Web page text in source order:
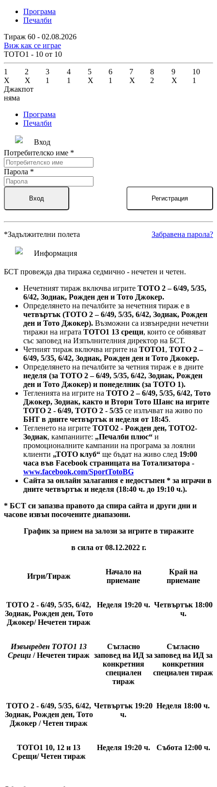
Програма
Печалби
Тираж 60 - 02.08.2026
Виж как се играе
ТОТО1 - 10 от 10
1
X
2
X
3
1
4
1
5
X
6
1
7
X
8
2
9
X
10
1
Джакпот
няма
Програма
Печалби
Вход
Потребителско име *
Парола *
Вход Регистрация
*Задължителни полета Забравена парола?
Информация
БСТ провежда два тиража седмично - нечетен и четен.
Нечетният тираж включва игрите ТОТО 2 – 6/49, 5/35,
6/42, Зодиак, Рожден ден и Тото Джокер.
Определянето на печалбите за нечетния тираж е в
четвъртък (ТОТО 2 – 6/49, 5/35, 6/42, Зодиак, Рожден
ден и Тото Джокер). Възможни са извънредни нечетни
тиражи на играта ТОТО1 13 срещи, които се обявяват
със заповед на Изпълнителния директор на БСТ.
Четният тираж включва игрите на ТОТО1, ТОТО 2 –
6/49, 5/35, 6/42, Зодиак, Рожден ден и Тото Джокер.
Определянето на печалбите за четния тираж е в дните
неделя (за ТОТО 2 – 6/49, 5/35, 6/42, Зодиак, Рожден
ден и Тото Джокер) и понеделник (за ТОТО 1).
Тегленията на игрите на ТОТО 2 – 6/49, 5/35, 6/42, Тото
Джокер, Зодиак, както и Втори Тото Шанс на игрите
ТОТО 2 - 6/49, ТОТО 2 - 5/35 се излъчват на живо по
БНТ в дните четвъртък и неделя от 18:45.
Тегленето на игрите ТОТО2 - Рожден ден, ТОТО2-
Зодиак, кампаниите: „Печалби плюс“ и
промоционалните кампании на програма за лоялни
клиенти „ТОТО клуб“ ще бъдат на живо след 19:00
часа във Facebook страницата на Тотализатора -
www.facebook.com/SportTotoBG
Сайта за онлайн залагания е недостъпен * за играчи в
дните четвъртък и неделя (18:40 ч. до 19:10 ч.).
* БСТ си запазва правото да спира сайта и други дни и
часове извън посочените диапазони.
График за прием на залози за игрите в тиражите
в сила от 08.12.2022 г.
Игри/Тираж
Начало на
приемане
Край на
приемане
ТОТО 2 - 6/49, 5/35, 6/42,
Зодиак, Рожден ден, Тото
Джокер/ Нечетен тираж
Неделя 19:20 ч. Четвъртък 18:00
ч.
Извънреден ТОТО1 13
Срещи / Нечетен тираж
Съгласно
заповед на ИД за
конкретния
специален
тираж
Съгласно
заповед на ИД за
конкретния
специален тираж
ТОТО 2 - 6/49, 5/35, 6/42,
Зодиак, Рожден ден, Тото
Джокер / Четен тираж
Четвъртък 19:20
ч.
Неделя 18:00 ч.
ТОТО1 10, 12 и 13
Срещи/ Четен тираж
Неделя 19:20 ч. Събота 12:00 ч.